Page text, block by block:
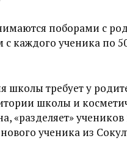
поборами с
каждого ученика по
школы требует у
школы и
«разделяет» учеников
ученика из